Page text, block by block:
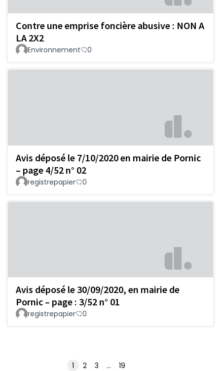
Contre une emprise foncière abusive : NON A
LA 2X2
Environnement 0
Avis déposé le 7/10/2020 en mairie de Pornic
– page 4/52 n° 02
registrepapier 0
Avis déposé le 30/09/2020, en mairie de
Pornic – page : 3/52 n° 01
registrepapier 0
1 2 3 … 19